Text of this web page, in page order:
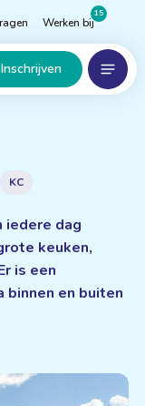
Werken bij
15
Inschrijven
Menu
KC
iedere dag
keuken,
is een
en buiten